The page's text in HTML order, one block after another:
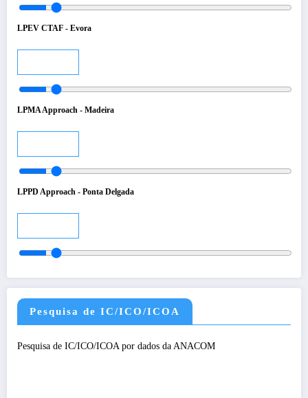
LPEV CTAF - Evora
LPMA Approach - Madeira
LPPD Approach - Ponta Delgada
Pesquisa de IC/ICO/ICOA
Pesquisa de IC/ICO/ICOA por dados da ANACOM